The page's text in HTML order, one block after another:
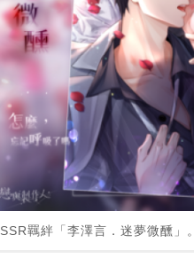
SSR羈絆「李澤言．迷夢微醺」。